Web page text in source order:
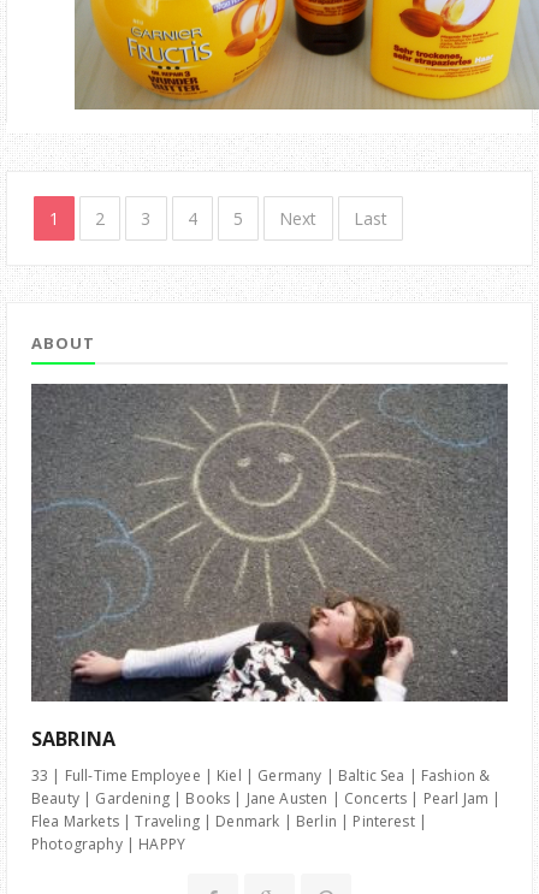
1 2 3 4 5 Next Last
ABOUT
SABRINA
33 | Full-Time Employee | Kiel | Germany | Baltic Sea | Fashion &
Beauty | Gardening | Books | Jane Austen | Concerts | Pearl Jam |
Flea Markets | Traveling | Denmark | Berlin | Pinterest |
Photography | HAPPY